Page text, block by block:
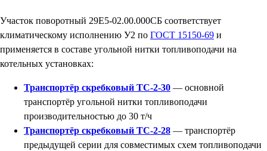
Участок поворотный 29Е5-02.00.000СБ соответствует
климатическому исполнению У2 по ГОСТ 15150-69 и
применяется в составе угольной нитки топливоподачи на
котельных установках:
Транспортёр скребковый ТС-2-30 — основной
транспортёр угольной нитки топливоподачи
производительностью до 30 т/ч
Транспортёр скребковый ТС-2-28 — транспортёр
предыдущей серии для совместимых схем топливоподачи